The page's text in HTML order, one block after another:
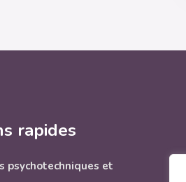
rapides
psychotechniques et